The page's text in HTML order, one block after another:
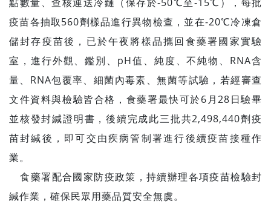
疫苗各抽取560劑樣品進行異物檢查，並在-20℃冷凍倉
儲封存疫苗後，已於午夜將樣品攜回食藥署國家實驗
室，進行外觀、鑑別、pH值、純度、不純物、RNA含
量、RNA包覆率、細菌內毒素、無菌等試驗，若經審查
文件資料與檢驗皆合格，食藥署最快可於6月28日驗畢
並核發封緘證明書，後續完成此三批共2,498,440劑疫
苗封緘後，即可交由疾病管制署進行後續疫苗接種作
業。
食藥署配合國家防疫政策，持續辦理各項疫苗檢驗封
緘作業，確保民眾用藥品質安全無虞。